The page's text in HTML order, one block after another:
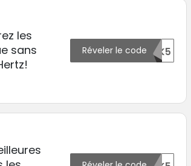
les
sans
Réveler le code
60989OTK5